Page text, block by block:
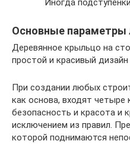
Иногда
Основные
Деревянное крыльцо на
простой и красивый дизайн
При создании любых
как основа, входят четыре
безопасность и красота и
исключением из правил.
которой поднимаются